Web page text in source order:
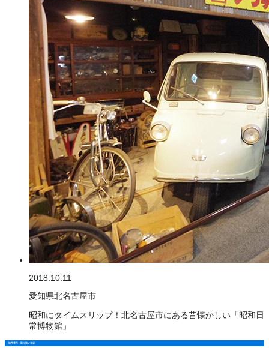
2018.10.11
愛知県北名古屋市
昭和にタイムスリップ！北名古屋市にある昔懐かしい「昭和日
常博物館」
物件番号・取り扱い支店